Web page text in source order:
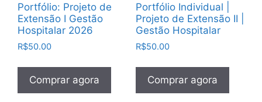
Portfólio: Projeto de
Extensão I Gestão
Hospitalar 2026
R$50.00
Comprar agora
Portfólio Individual |
Projeto de Extensão II |
Gestão Hospitalar
R$50.00
Comprar agora